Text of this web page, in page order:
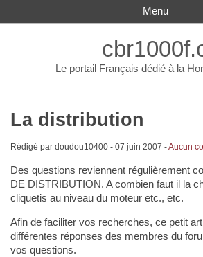
Le portail Français dédié à la
Menu
La distribution
Rédigé par doudou10400 - 07 juin 2007 -Aucun
Des questions reviennent régulièrement
DE DISTRIBUTION. A combien faut il la
cliquetis au niveau du moteur etc., etc.
Afin de faciliter vos recherches, ce petit
différentes réponses des membres du
vos questions.